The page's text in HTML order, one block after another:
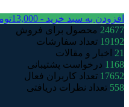
افزودن به سبد خرید - 13,000
24677 محصول برای فروش
19192 تعداد سفارشات
21 اخبار و مقالات
1168 درخواست پشتیبانی
17652 تعداد کاربران فعال
558 تعداد نظرات دریافتی